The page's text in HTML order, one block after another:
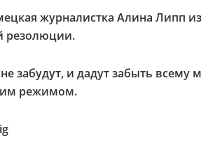
журналистка Алина Липп
резолюции.
забудут, и дадут забыть
режимом.